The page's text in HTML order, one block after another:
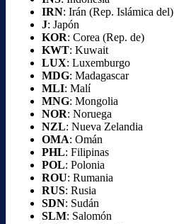
IRN: Irán (Rep. Islámica del)
J: Japón
KOR: Corea (Rep. de)
KWT: Kuwait
LUX: Luxemburgo
MDG: Madagascar
MLI: Malí
MNG: Mongolia
NOR: Noruega
NZL: Nueva Zelandia
OMA: Omán
PHL: Filipinas
POL: Polonia
ROU: Rumania
RUS: Rusia
SDN: Sudán
SLM: Salomón